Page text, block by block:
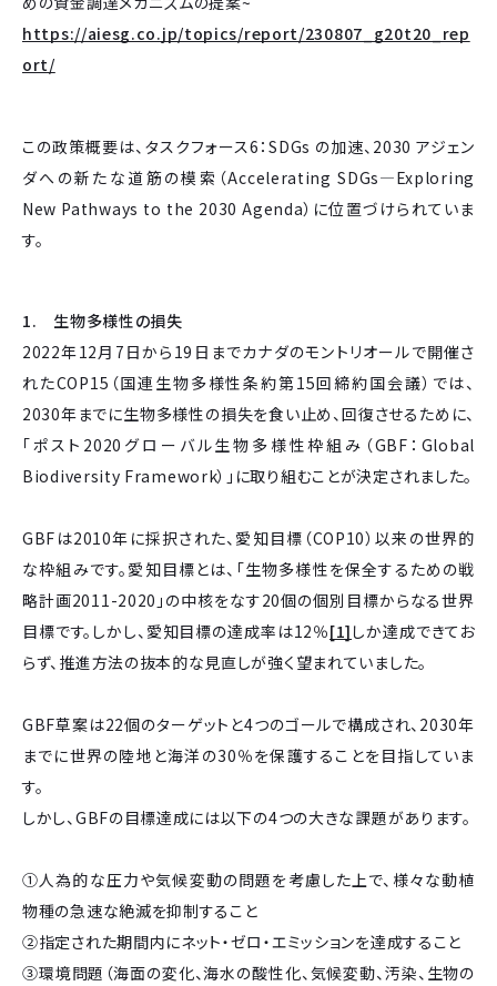
https://aiesg.co.jp/topics/report/230807_g20t20_rep
ort/
この政策概要は、タスクフォース6：SDGs の加速、2030 アジェン
ダへの新たな道筋の模索（Accelerating SDGs—Exploring
New Pathways to the 2030 Agenda）に位置づけられていま
す。
1. 生物多様性の損失
2022年12月7日から19日までカナダのモントリオールで開催さ
れたCOP15（国連生物多様性条約第15回締約国会議）では、
2030年までに生物多様性の損失を食い止め、回復させるために、
「ポスト2020グローバル生物多様性枠組み（GBF：Global
Biodiversity Framework）」に取り組むことが決定されました。
GBFは2010年に採択された、愛知目標（COP10）以来の世界的
な枠組みです。愛知目標とは、「生物多様性を保全するための戦
略計画2011-2020」の中核をなす20個の個別目標からなる世界
目標です。しかし、愛知目標の達成率は12％[1] しか達成できてお
らず、推進方法の抜本的な見直しが強く望まれていました。
GBF草案は22個のターゲットと4つのゴールで構成され、2030年
までに世界の陸地と海洋の30％を保護することを目指していま
す。
しかし、GBFの目標達成には以下の4つの大きな課題があります。
①人為的な圧力や気候変動の問題を考慮した上で、様々な動植
物種の急速な絶滅を抑制すること
②指定された期間内にネット・ゼロ・エミッションを達成すること
③環境問題（海面の変化、海水の酸性化、気候変動、汚染、生物の